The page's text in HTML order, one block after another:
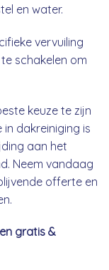
en water.
vervuiling
schakelen om
keuze te zijn
dakreiniging is
aan het
Neem vandaag
offerte en
gratis &